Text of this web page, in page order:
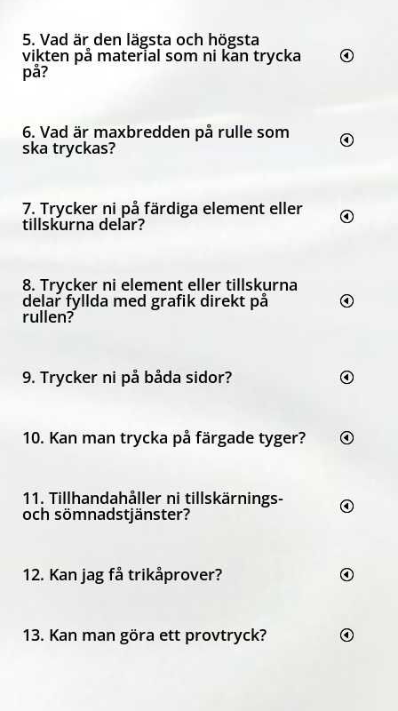
5. Vad är den lägsta och högsta
vikten på material som ni kan trycka
på?
6. Vad är maxbredden på rulle som
ska tryckas?
7. Trycker ni på färdiga element eller
tillskurna delar?
8. Trycker ni element eller tillskurna
delar fyllda med grafik direkt på
rullen?
9. Trycker ni på båda sidor?
10. Kan man trycka på färgade tyger?
11. Tillhandahåller ni tillskärnings-
och sömnadstjänster?
12. Kan jag få trikåprover?
13. Kan man göra ett provtryck?